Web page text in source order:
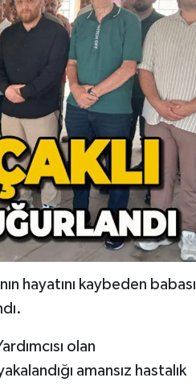
hayatını kaybeden babası
olan
amansız hastalık